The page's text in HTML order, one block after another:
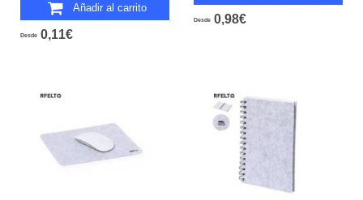
Añadir al carrito
Desde 0,11€
Desde 0,98€